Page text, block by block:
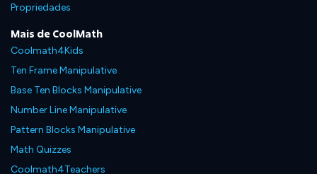
Propriedades
Mais de CoolMath
Coolmath4Kids
Ten Frame Manipulative
Base Ten Blocks Manipulative
Number Line Manipulative
Pattern Blocks Manipulative
Math Quizzes
Coolmath4Teachers